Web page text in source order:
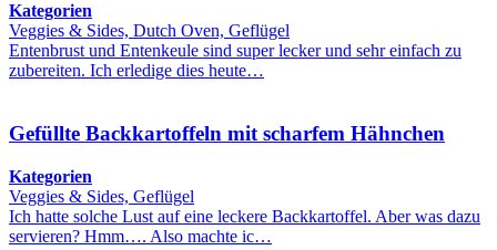
Kategorien
Veggies & Sides, Dutch Oven, Geflügel
Entenbrust und Entenkeule sind super lecker und sehr einfach zu
zubereiten. Ich erledige dies heute…
Gefüllte Backkartoffeln mit scharfem Hähnchen
Kategorien
Veggies & Sides, Geflügel
Ich hatte solche Lust auf eine leckere Backkartoffel. Aber was dazu
servieren? Hmm…. Also machte ic…